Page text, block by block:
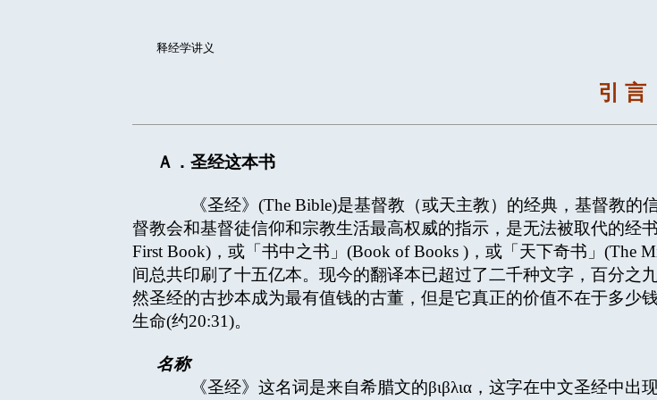
释经学讲义
引 言
Ａ．圣经这本书
《圣经》(The Bible)是基督教（或天主教）的经典，基督教的
督教会和基督徒信仰和宗教生活最高权威的指示，是无法被取代的经
First Book)，或「书中之书」(Book of Books )，或「天下奇书」(The
间总共印刷了十五亿本。现今的翻译本已超过了二千种文字，百分之
然圣经的古抄本成为最有值钱的古董，但是它真正的价值不在于多少
生命(约20:31)。
名称
《圣经》这名词是来自希腊文的βιβλια，这字在中文圣经中出